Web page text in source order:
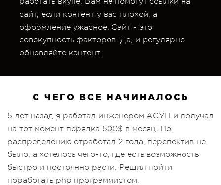
сайт, если контент у вас плохой, а
оформление ужасное. Сайт - это
совокупность факторов. Да, и регулярно
обновляйте контент.
С ЧЕГО ВСЕ НАЧИНАЛОСЬ
5 лет назад я работал инженером АСУП и получал
на тот момент порядка 500$ в месяц. По
распределению отработал 2 года, перспектив не
было, а хотелось чего-то, где есть возможность
быстро и постоянно расти. Решил пойти
поработать php программистом.